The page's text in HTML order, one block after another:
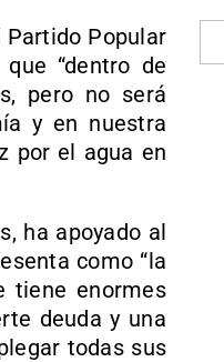
Popular
“dentro de
pero no será
y en nuestra
por el agua en
ha apoyado al
como “la
tiene enormes
deuda y una
todas sus